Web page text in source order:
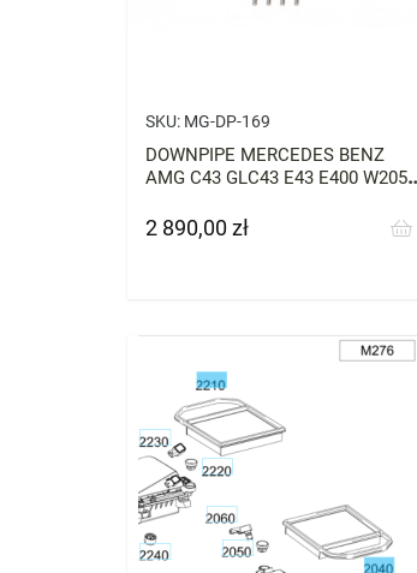
SKU: MG-DP-169
DOWNPIPE MERCEDES BENZ
AMG C43 GLC43 E43 E400 W205
Cena
2 890,00 zł